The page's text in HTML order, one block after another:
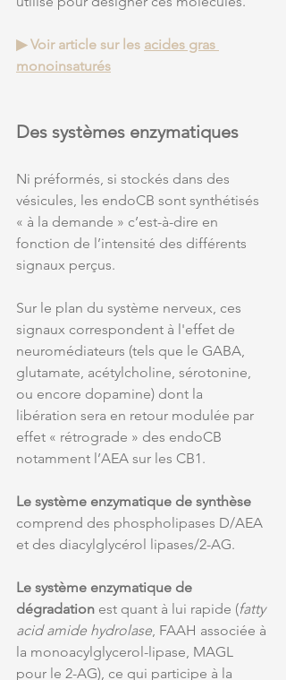
▶ Voir article sur les acides gras
monoinsaturés
Des systèmes enzymatiques
Ni préformés, si stockés dans des
vésicules, les endoCB sont synthétisés
« à la demande » c’est-à-dire en
fonction de l’intensité des différents
signaux perçus.
Sur le plan du système nerveux, ces
signaux correspondent à l'effet de
neuromédiateurs (tels que le GABA,
glutamate, acétylcholine, sérotonine,
ou encore dopamine) dont la
libération sera en retour modulée par
effet « rétrograde » des endoCB
notamment l’AEA sur les CB1.
Le système enzymatique de synthèse
comprend des phospholipases D/AEA
et des diacylglycérol lipases/2-AG.
Le système enzymatique de
dégradation est quant à lui rapide (fatty
acid amide hydrolase, FAAH associée à
la monoacylglycerol-lipase, MAGL
pour le 2-AG), ce qui participe à la